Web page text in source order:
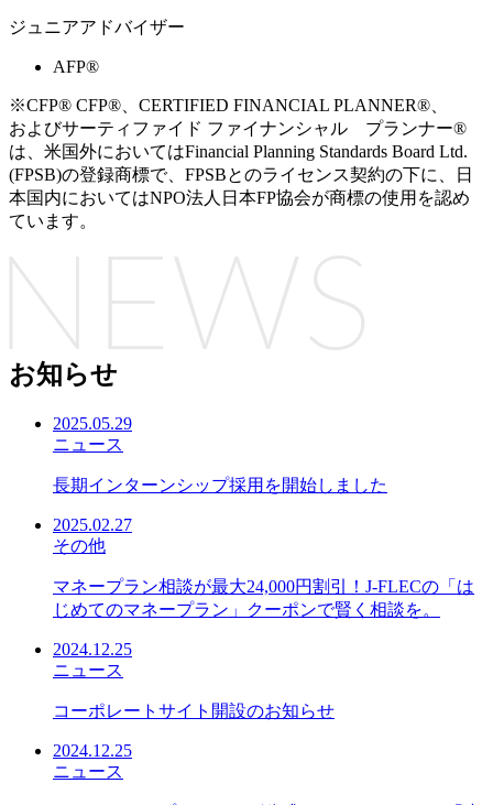
ジュニアアドバイザー
AFP®
※CFP® CFP®、CERTIFIED FINANCIAL PLANNER®、
およびサーティファイド ファイナンシャル プランナー®
は、米国外においてはFinancial Planning Standards Board Ltd.
(FPSB)の登録商標で、FPSBとのライセンス契約の下に、日
本国内においてはNPO法人日本FP協会が商標の使用を認め
ています。
お知らせ
2025.05.29
ニュース
長期インターンシップ採用を開始しました
2025.02.27
その他
マネープラン相談が最大24,000円割引！J-FLECの「は
じめてのマネープラン」クーポンで賢く相談を。
2024.12.25
ニュース
コーポレートサイト開設のお知らせ
2024.12.25
ニュース